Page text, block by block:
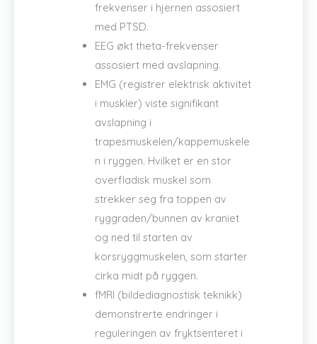
frekvenser i hjernen assosiert
med PTSD.
EEG økt theta-frekvenser
assosiert med avslapning.
EMG (registrer elektrisk aktivitet
i muskler) viste signifikant
avslapning i
trapesmuskelen/kappemuskele
n i ryggen. Hvilket er en stor
overfladisk muskel som
strekker seg fra toppen av
ryggraden/bunnen av kraniet
og ned til starten av
korsryggmuskelen, som starter
cirka midt på ryggen.
fMRI (bildediagnostisk teknikk)
demonstrerte endringer i
reguleringen av fryktsenteret i